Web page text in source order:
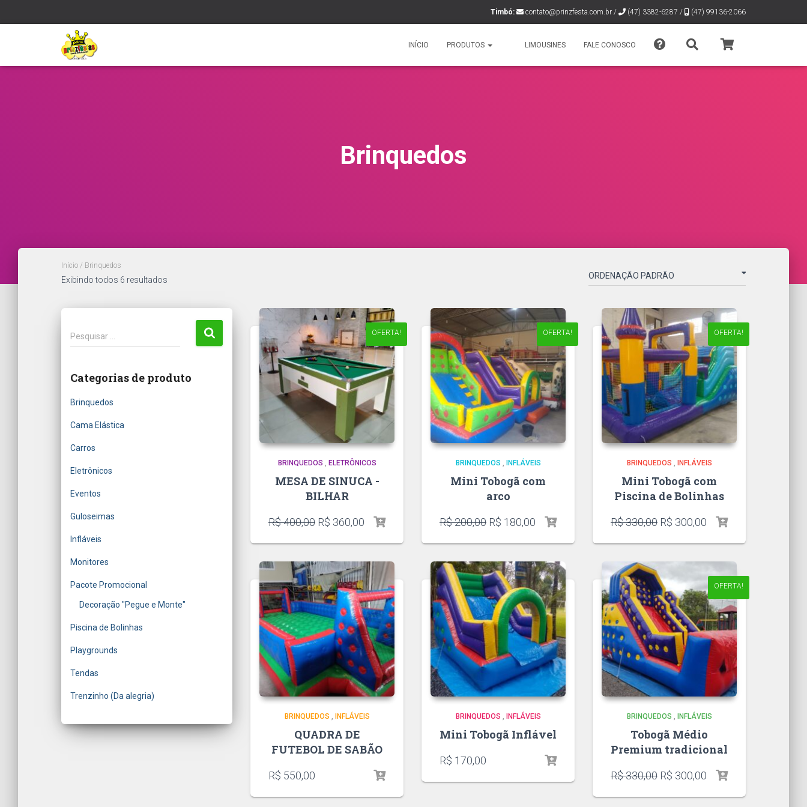
Timbó: contato@prinzfesta.com.br / (47) 3382-6287 / (47) 99136-2066
INÍCIO PRODUTOS LIMOUSINES FALE CONOSCO
Brinquedos
Início / Brinquedos
Exibindo todos 6 resultados
P
e
u
i
a
p
r
:
Pesquisar …
Categorias de produto
Brinquedos
Cama Elástica
Carros
Eletrônicos
Eventos
Guloseimas
Infláveis
Monitores
Pacote Promocional
Decoração "Pegue e Monte"
Piscina de Bolinhas
Playgrounds
Tendas
Trenzinho (Da alegria)
OFERTA!
BRINQUEDOS , ELETRÔNICOS
MESA DE SINUCA -
BILHAR
R$400,00 R$ 360,00
OFERTA!
BRINQUEDOS , INFLÁVEIS
Mini Tobogã com
arco
R$200,00 R$ 180,00
OFERTA!
BRINQUEDOS , INFLÁVEIS
Mini Tobogã com
Piscina de Bolinhas
R$330,00 R$ 300,00
BRINQUEDOS , INFLÁVEIS
QUADRA DE
FUTEBOL DE SABÃO
R$ 550,00
BRINQUEDOS , INFLÁVEIS
Mini Tobogã Inflável
R$ 170,00
OFERTA!
BRINQUEDOS , INFLÁVEIS
Tobogã Médio
Premium tradicional
R$330,00 R$ 300,00